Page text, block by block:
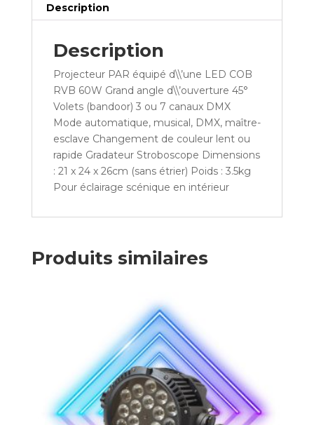
Description
Description
Projecteur PAR équipé d\\’une LED COB
RVB 60W Grand angle d\\’ouverture 45°
Volets (bandoor) 3 ou 7 canaux DMX
Mode automatique, musical, DMX, maître-
esclave Changement de couleur lent ou
rapide Gradateur Stroboscope Dimensions
: 21 x 24 x 26cm (sans étrier) Poids : 3.5kg
Pour éclairage scénique en intérieur
Produits similaires